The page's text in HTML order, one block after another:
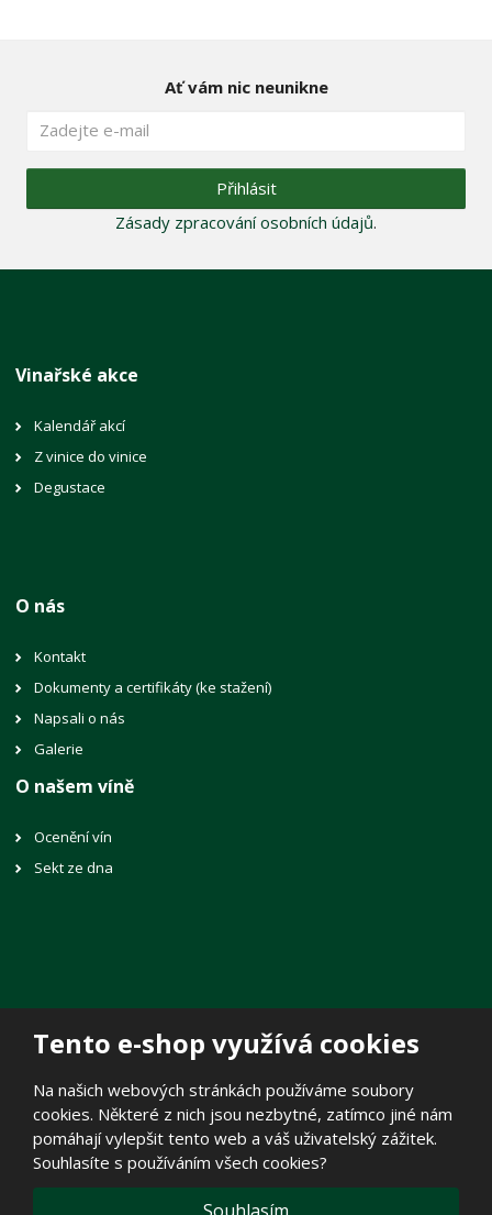
Tento e-shop využívá cookies
Na našich webových stránkách používáme soubory
cookies. Některé z nich jsou nezbytné, zatímco jiné nám
pomáhají vylepšit tento web a váš uživatelský zážitek.
Souhlasíte s používáním všech cookies?
Ať vám nic neunikne
Přihlásit
Zásady zpracování osobních údajů.
Vinařské akce
Kalendář akcí
Z vinice do vinice
Degustace
O nás
Kontakt
Dokumenty a certifikáty (ke stažení)
Napsali o nás
Galerie
O našem víně
Ocenění vín
Sekt ze dna
Prohlášení o přístupnosti |Mapa stránek |Zásady zpracování
osobních údajů|Politika cookies
VYROBILA
E
B
R
Á
MasterCard
Maestro